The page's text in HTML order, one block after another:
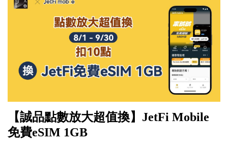
【誠品點數放大超值換】JetFi Mobile
免費eSIM 1GB